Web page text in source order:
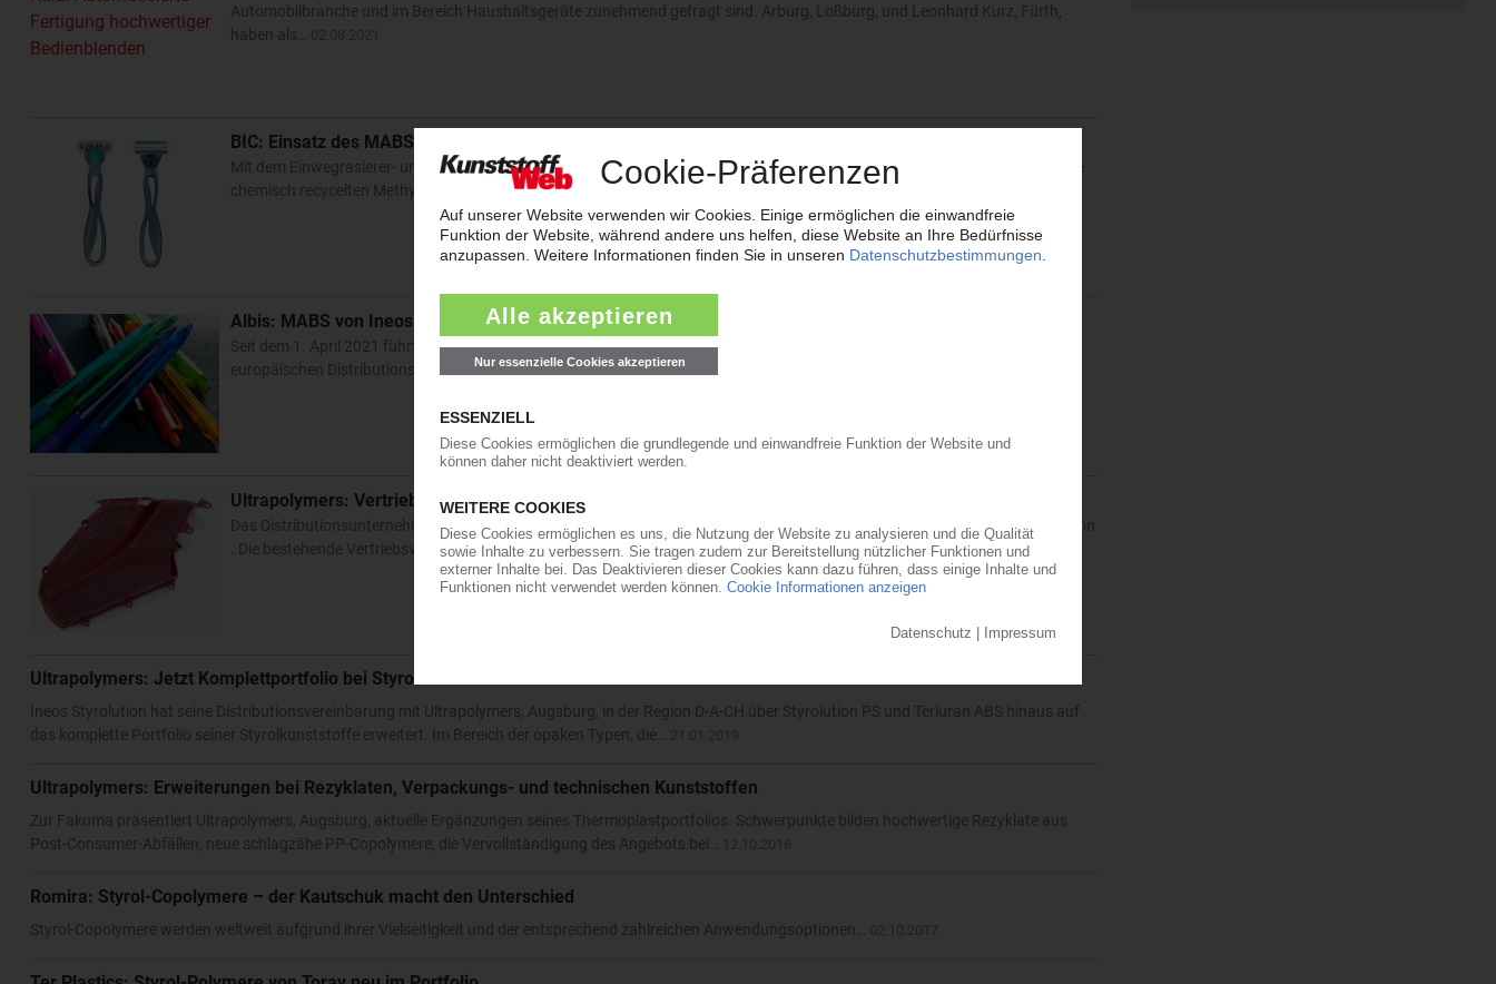
Automobilbranche und im Bereich Haushaltsgeräte zunehmend gefragt sind. Arburg, Loßburg, und Leonhard Kurz, Fürth,
haben als…
BIC: Einsatz des MABS-Rezyklat von Lotte Chemical in Einwegrasierern
Mit dem Einwegrasierer- und Feuerzeughersteller BIC setzt erstmals ein Kunststoffverarbeiter in etwas größerem Umfang die
chemisch recycelten Methylmethacrylat-Acrylnitril-Butadien-Styrol -Werkstoffe von Lotte Chemical in der…
Albis: MABS von Ineos Styrolution im Europa-Portfolio
Seit dem 1. April 2021 führt Albis Methylmethacrylat-Acrylnitril-Butadien-Styrol der Marke „Clearlux“ von Ineos Styrolution im
europäischen Distributionsportfolio. Die Produkte, die über FDA- und europäische Lebensmittelzulassungen…
Ultrapolymers: Vertrieb des gesamten Portfolios von Ineos Styrolution
Das Distributionsunternehmen Ultrapolymers vertreibt in der DACH-Region jetzt das komplette Sortiment von Ineos Styrolution
. Die bestehende Vertriebsvereinbarung, die bislang nur Polystyrol und Standard-ABS umfasste, wurde… 22.01.2019
Ultrapolymers: Jetzt Komplettportfolio bei Styrolkunststoffen
Ineos Styrolution hat seine Distributionsvereinbarung mit Ultrapolymers, Augsburg, in der Region D-A-CH über Styrolution PS und Terluran ABS hinaus auf
das komplette Portfolio seiner Styrolkunststoffe erweitert. Im Bereich der opaken Typen, die…
Ultrapolymers: Erweiterungen bei Rezyklaten, Verpackungs- und technischen Kunststoffen
Zur Fakuma präsentiert Ultrapolymers, Augsburg, aktuelle Ergänzungen seines Thermoplastportfolios. Schwerpunkte bilden hochwertige Rezyklate aus
Post-Consumer-Abfällen, neue schlagzähe PP-Copolymere, die Vervollständigung des Angebots bei…
Romira: Styrol-Copolymere – der Kautschuk macht den Unterschied
Styrol-Copolymere werden weltweit aufgrund ihrer Vielseitigkeit und der entsprechend zahlreichen Anwendungsoptionen…